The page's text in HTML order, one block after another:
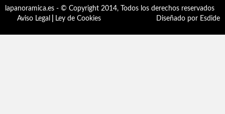
lapanoramica.es - © Copyright 2014, Todos los derechos reservados
Aviso Legal
Ley de Cookies Diseñado por Esdide